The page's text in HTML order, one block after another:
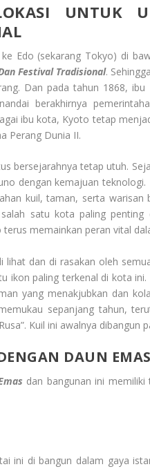
UNTUK
Edo (sekarang Tokyo) di
Festival Tradisional.
Dan pada tahun 1868,
berakhirnya
ibu kota, Kyoto tetap
Perang Dunia II.
bersejarahnya tetap utuh.
dengan kemajuan
kuil, taman, serta
satu kota paling
memainkan peran vital
lihat dan di rasakan oleh
ikon paling terkenal di kota
yang menakjubkan dan
sepanjang tahun,
Kuil ini awalnya dibangun
DAUN EMAS
dan bangunan ini
ini di bangun dalam gaya